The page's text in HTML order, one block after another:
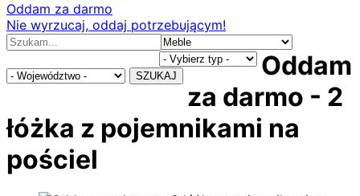
Oddam za darmo
Nie wyrzucaj, oddaj potrzebującym!
SZUKAJ
Oddam
za darmo - 2
łóżka z pojemnikami na
pościel